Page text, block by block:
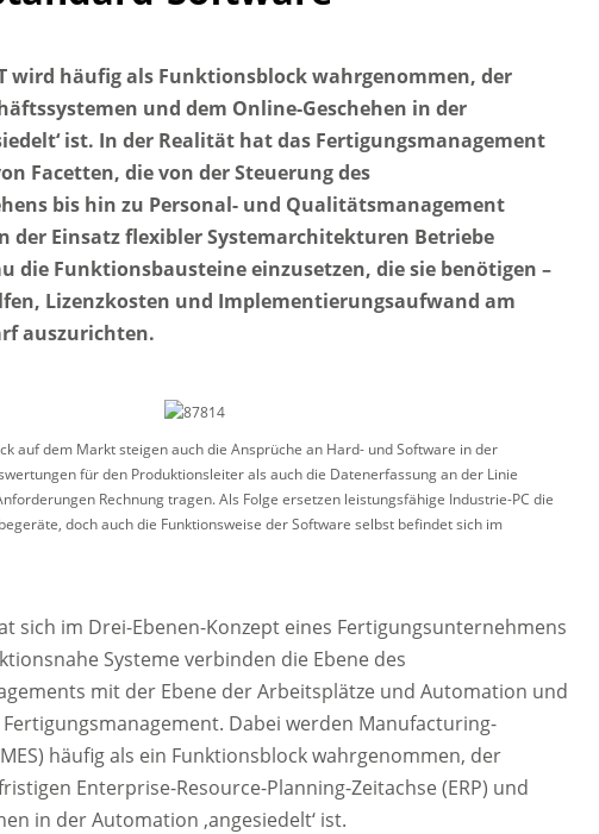
wird häufig als Funktionsblock wahrgenommen, der
und dem Online-Geschehen in der
ist. In der Realität hat das Fertigungsmanagement
Facetten, die von der Steuerung des
bis hin zu Personal- und Qualitätsmanagement
der Einsatz flexibler Systemarchitekturen Betriebe
die Funktionsbausteine einzusetzen, die sie benötigen –
Lizenzkosten und Implementierungsaufwand am
auszurichten.
auf dem Markt steigen auch die Ansprüche an Hard- und Software in der
für den Produktionsleiter als auch die Datenerfassung an der Linie
Rechnung tragen. Als Folge ersetzen leistungsfähige Industrie-PC die
doch auch die Funktionsweise der Software selbst befindet sich im
sich im Drei-Ebenen-Konzept eines Fertigungsunternehmens
Systeme verbinden die Ebene des
mit der Ebene der Arbeitsplätze und Automation und
Dabei werden Manufacturing-
häufig als ein Funktionsblock wahrgenommen, der
Enterprise-Resource-Planning-Zeitachse (ERP) und
in der Automation ‚angesiedelt‘ ist.